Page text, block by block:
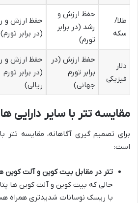
طلا/
سکه
حفظ ارزش و
رشد (در برابر
تورم)
حفظ ارزش و
(در برابر تورم)
دلار
فیزیکی
حفظ ارزش (در
برابر تورم
جهانی)
حفظ ارزش و
(در برابر تورم
ریالی)
مقایسه تتر با سایر دارایی ها
برای تصمیم گیری آگاهانه، مقایسه تتر
است:
تتر در مقابل بیت کوین و آلت کوین
حالی که بیت کوین و آلت کوین ها
با ریسک نوسانات شدیدتری همراه